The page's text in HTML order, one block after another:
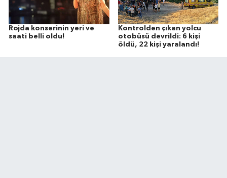
Rojda konserinin yeri ve
saati belli oldu!
Kontrolden çıkan yolcu
otobüsü devrildi: 6 kişi
öldü, 22 kişi yaralandı!